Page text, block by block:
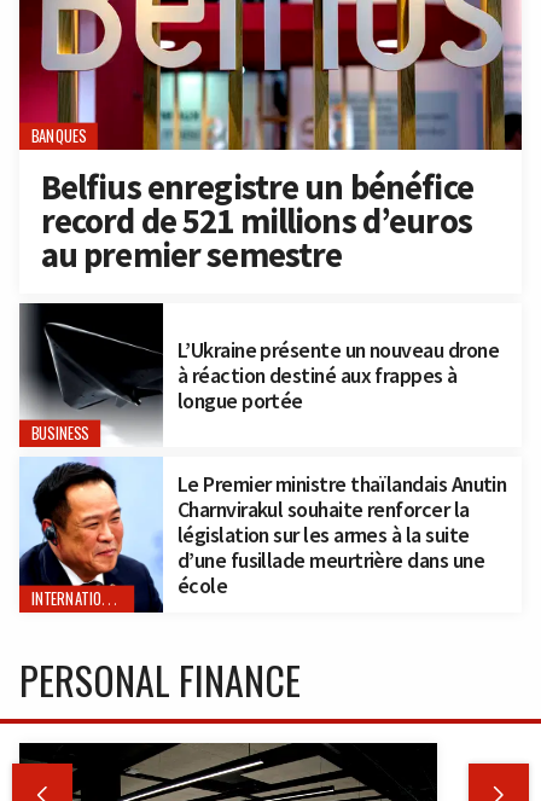
BANQUES
Belfius enregistre un bénéfice
record de 521 millions d’euros
au premier semestre
BUSINESS
L’Ukraine présente un nouveau drone
à réaction destiné aux frappes à
longue portée
INTERNATIONAL
Le Premier ministre thaïlandais Anutin
Charnvirakul souhaite renforcer la
législation sur les armes à la suite
d’une fusillade meurtrière dans une
école
PERSONAL FINANCE